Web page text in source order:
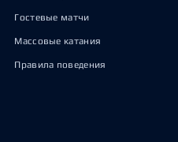
Гостевые матчи
Массовые катания
Правила поведения